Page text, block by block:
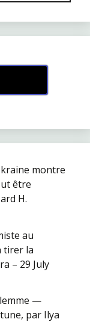
montre
être
H.
au
tirer la
– 29 July
—
par Ilya